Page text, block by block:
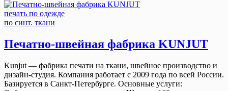
печать по одежде
по синт. ткани
Печатно-швейная фабрика KUNJUT
Kunjut — фабрика печати на ткани, швейное производство и
дизайн-студия. Компания работает с 2009 года по всей России.
Базируется в Санкт-Петербурге. Основные услуги: